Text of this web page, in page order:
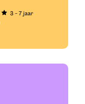
3 – 7 jaar